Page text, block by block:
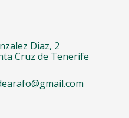
Diaz, 2
Cruz de Tenerife